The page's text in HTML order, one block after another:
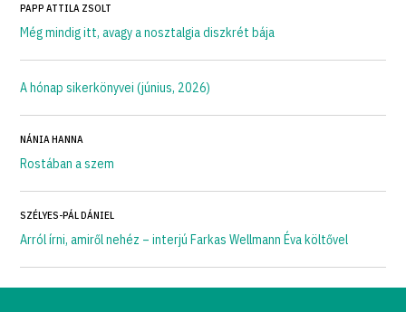
PAPP ATTILA ZSOLT
Még mindig itt, avagy a nosztalgia diszkrét bája
A hónap sikerkönyvei (június, 2026)
NÁNIA HANNA
Rostában a szem
SZÉLYES-PÁL DÁNIEL
Arról írni, amiről nehéz – interjú Farkas Wellmann Éva költővel